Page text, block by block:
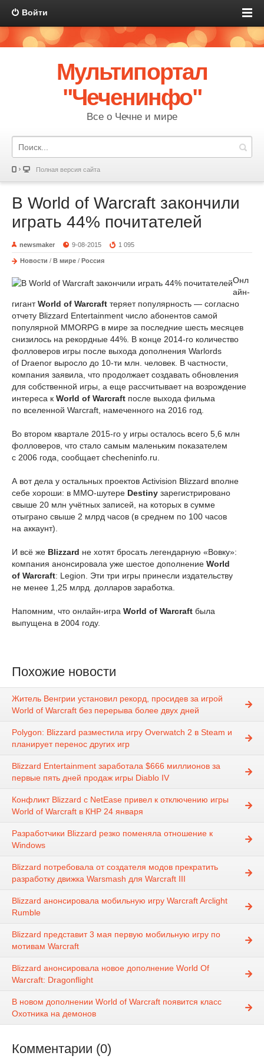
Войти
Мультипортал
"Чеченинфо"
Все о Чечне и мире
Полная версия сайта
В World of Warcraft закончили
играть 44% почитателей
newsmaker 9-08-2015 1 095
Новости / В мире / Россия
Онл
айн-
гигантWorld of Warcraft теряет популярность — согласно
отчету Blizzard Entertainment число абонентов самой
популярной MMORPG в мире за последние шесть месяцев
снизилось на рекордные 44%. В конце 2014-го количество
фолловеров игры после выхода дополнения Warlords
of Draenor выросло до 10-ти млн. человек. В частности,
компания заявила, что продолжает создавать обновления
для собственной игры, а еще рассчитывает на возрождение
интереса к World of Warcraft после выхода фильма
по вселенной Warcraft, намеченного на 2016 год.
Во втором квартале 2015-го у игры осталось всего 5,6 млн
фолловеров, что стало самым маленьким показателем
с 2006 года, сообщает checheninfo.ru.
А вот дела у остальных проектов Activision Blizzard вполне
себе хороши: в MMO-шутере Destiny зарегистрировано
свыше 20 млн учётных записей, на которых в сумме
отыграно свыше 2 млрд часов (в среднем по 100 часов
на аккаунт).
И всё же Blizzard не хотят бросать легендарную «Вовку»:
компания анонсировала уже шестое дополнение World
of Warcraft: Legion. Эти три игры принесли издательству
не менее 1,25 млрд. долларов заработка.
Напомним, что онлайн-игра World of Warcraft была
выпущена в 2004 году.
Похожие новости
Житель Венгрии установил рекорд, просидев за игрой
World of Warcraft без перерыва более двух дней
Polygon: Blizzard разместила игру Overwatch 2 в Steam и
планирует перенос других игр
Blizzard Entertainment заработала $666 миллионов за
первые пять дней продаж игры Diablo IV
Конфликт Blizzard с NetEase привел к отключению игры
World of Warcraft в КНР 24 января
Разработчики Blizzard резко поменяла отношение к
Windows
Blizzard потребовала от создателя модов прекратить
разработку движка Warsmash для Warcraft III
Blizzard анонсировала мобильную игру Warcraft Arclight
Rumble
Blizzard представит 3 мая первую мобильную игру по
мотивам Warcraft
Blizzard анонсировала новое дополнение World Of
Warcraft: Dragonflight
В новом дополнении World of Warcraft появится класс
Охотника на демонов
Комментарии (0)